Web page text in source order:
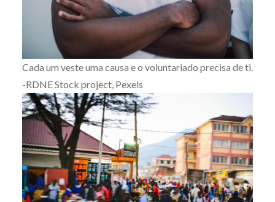
Cada um veste uma causa e o voluntariado precisa de ti.
-RDNE Stock project, Pexels